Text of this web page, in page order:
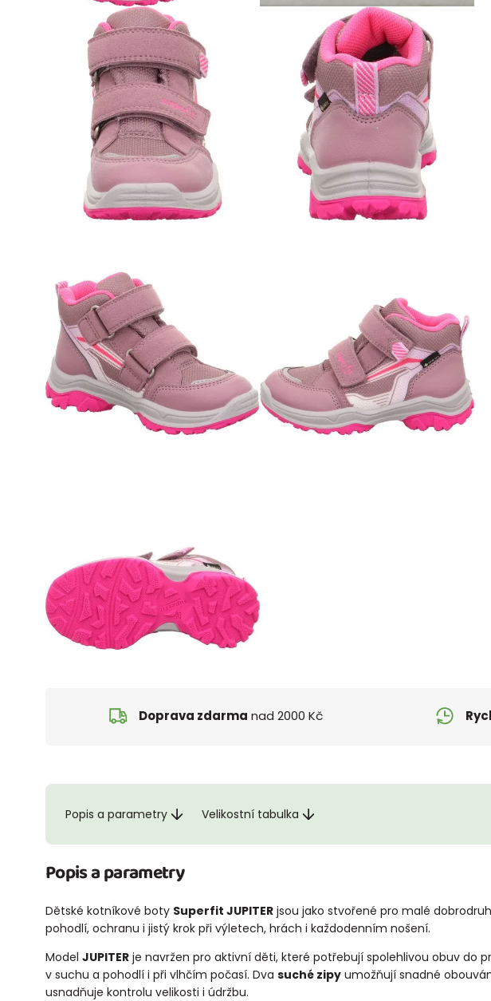
Doprava zdarma nad 2000 Kč
Popis a parametry Velikostní tabulka
Popis a parametry
Dětské kotníkové boty Superfit JUPITER jsou jako stvořené pro malé
pohodlí, ochranu i jistý krok při výletech, hrách i každodenním nošení.
Model JUPITER je navržen pro aktivní děti, které potřebují spolehlivou obuv do
v suchu a pohodlí i při vlhčím počasí. Dva suché zipy umožňují snadné
usnadňuje kontrolu velikosti i údržbu.